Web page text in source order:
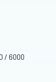
/ 6000